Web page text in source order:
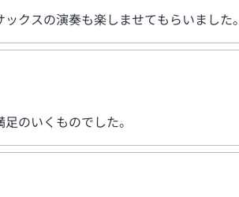
クスの演奏も楽しませてもらいました。
のいくものでした。